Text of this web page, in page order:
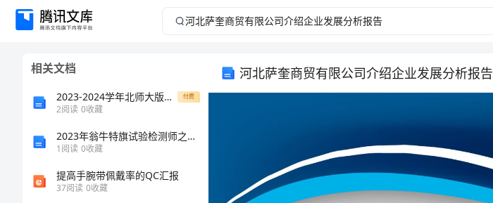
河
相关文档
2023-2024学年北师大版物理九年级全册第十二章欧姆定律专题测试试卷（详解版） 付费
2阅读 0收藏
2023年翁牛特旗试验检测师之交通工程考试题库及完整答案（夺冠系列）
1阅读 0收藏
提高手腕带佩戴率的QC汇报
37阅读 0收藏
河北萨奎商贸有限公司介绍企业发展分析报告